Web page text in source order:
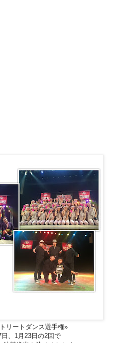
リートダンス選手権»
日、1月23日の2回で